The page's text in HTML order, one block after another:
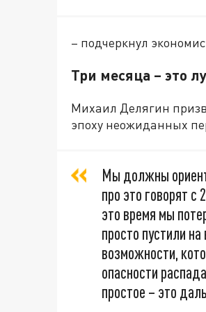
– подчеркнул
Три месяца – это
Михаил Делягин
эпоху неожиданных
Мы должны
про это говорят
это время мы
просто пустили
возможности,
опасности
простое – это